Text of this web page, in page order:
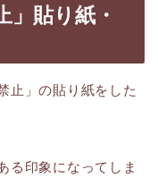
」貼り紙・
止」の貼り紙をした
る印象になってしま